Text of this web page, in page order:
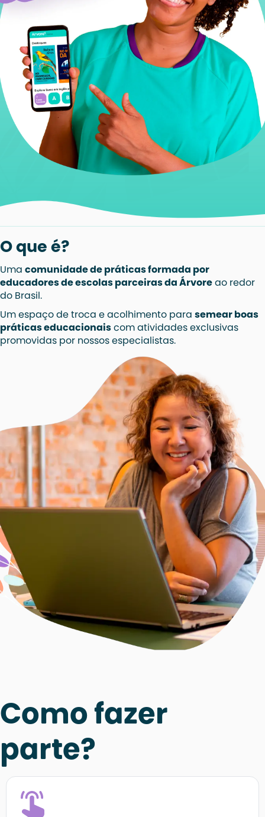
O que é?
Uma comunidade de práticas formada por
educadores de escolas parceiras da Árvore ao redor
do Brasil.
Um espaço de troca e acolhimento para semear boas
práticas educacionais com atividades exclusivas
promovidas por nossos especialistas.
Como fazer
parte?